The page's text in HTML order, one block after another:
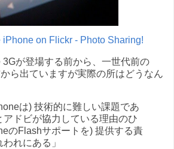
iPhone on Flickr - Photo Sharing!
が登場する前から、一世代前の
ら出ていますが実際の所はどうなん
は) 技術的に難しい課題であ
アドビが協力している理由のひ
のFlashサポートを) 提供する責
れにある」